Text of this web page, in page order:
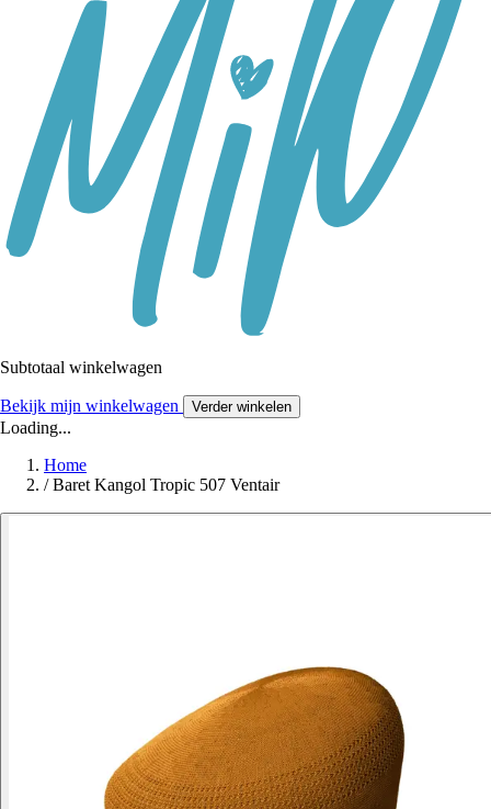
Subtotaal winkelwagen
Bekijk mijn winkelwagen Verder winkelen
Loading...
Home
/ Baret Kangol Tropic 507 Ventair